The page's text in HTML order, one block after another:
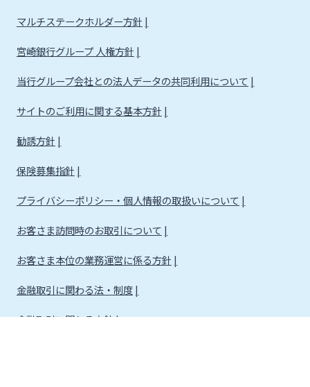
マルチステークホルダー方針
宮崎銀行グループ 人権方針
当行グループ会社との法人データの共同利用について
サイトのご利用に関する基本方針
勧誘方針
保険募集指針
プライバシーポリシー・個人情報の取扱いについて
お客さま訪問時のお取引について
お客さま本位の業務運営に係る方針
金融取引に関わる法・制度
金融取引に関わる方針